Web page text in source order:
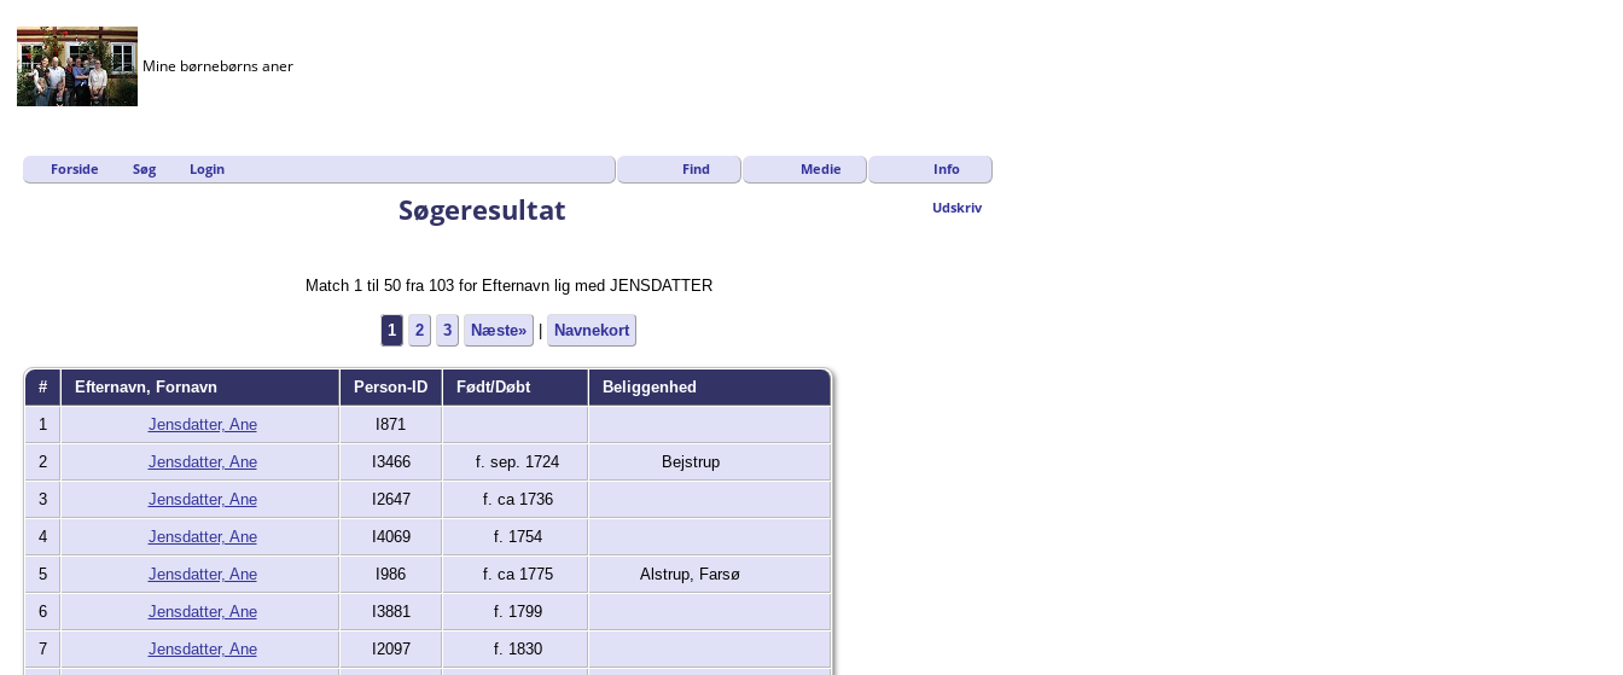
Mine børnebørns aner
Find Medie Info
Forside Søg Login
Udskriv
Søgeresultat
Match 1 til 50 fra 103 for Efternavn lig med JENSDATTER
1 2 3 Næste» Navnekort
# Efternavn, Fornavn Person-ID Født/Døbt Beliggenhed
1 Jensdatter, Ane I871
2 Jensdatter, Ane I3466 f. sep. 1724 Bejstrup
3 Jensdatter, Ane I2647 f. ca 1736
4 Jensdatter, Ane I4069 f. 1754
5 Jensdatter, Ane I986 f. ca 1775 Alstrup, Farsø
6 Jensdatter, Ane I3881 f. 1799
7 Jensdatter, Ane I2097 f. 1830